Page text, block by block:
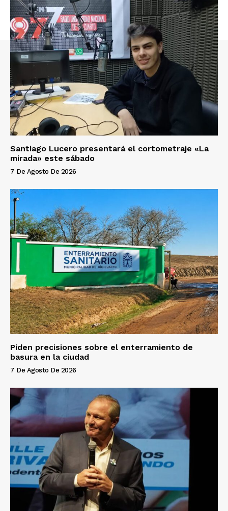
Santiago Lucero presentará el cortometraje «La
mirada» este sábado
7 De Agosto De 2026
Piden precisiones sobre el enterramiento de
basura en la ciudad
7 De Agosto De 2026